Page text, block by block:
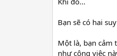
Bạn sẽ có hai
Một là, bạn cảm
như công việc